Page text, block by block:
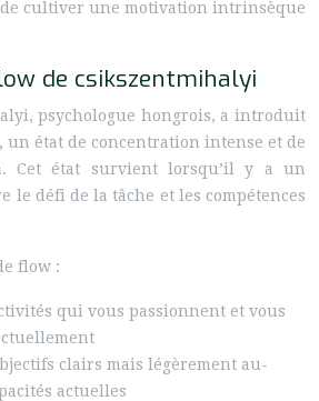
de cultiver une motivation intrinsèque
de csikszentmihalyi
psychologue hongrois, a introduit
un état de concentration intense et de
Cet état survient lorsqu’il y a un
le défi de la tâche et les compétences
flow :
qui vous passionnent et vous
clairs mais légèrement au-
actuelles